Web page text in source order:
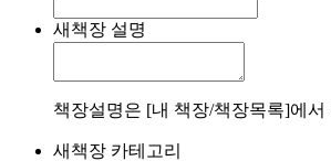
새책장 설명
책장설명은 [내 책장/책장목록]에서
새책장 카테고리